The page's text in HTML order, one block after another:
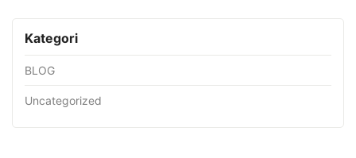
Kategori
BLOG
Uncategorized